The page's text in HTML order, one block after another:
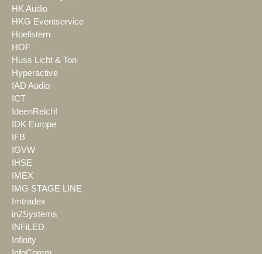
HK Audio
HKG Eventservice
Hoellstern
HOF
Huss Licht & Ton
Hyperactive
IAD Audio
ICT
IdeenReich!
IDK Europe
IFB
IGVW
IHSE
IMEX
IMG STAGE LINE
Imtradex
in2Systems
INFiLED
Infinity